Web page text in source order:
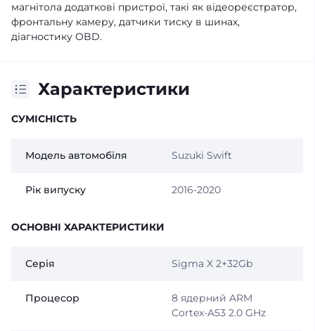
магнітола додаткові пристрої, такі як відеореєстратор,
фронтальну камеру, датчики тиску в шинах,
діагностику OBD.
Характеристики
СУМІСНІСТЬ
Модель автомобіля Suzuki Swift
Рік випуску 2016-2020
ОСНОВНІ ХАРАКТЕРИСТИКИ
Серія Sigma X 2+32Gb
Процесор
8 ядерний ARM
Cortex-A53 2.0 GHz